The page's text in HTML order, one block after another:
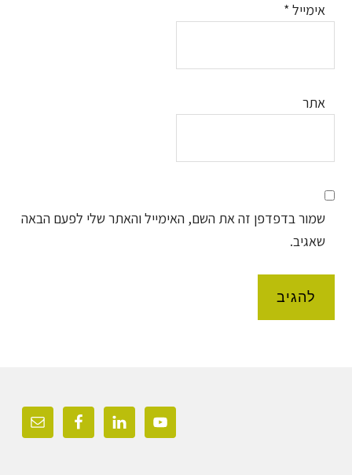
אימייל *
אתר
שמור בדפדפן זה את השם, האימייל והאתר שלי לפעם הבאה
שאגיב.